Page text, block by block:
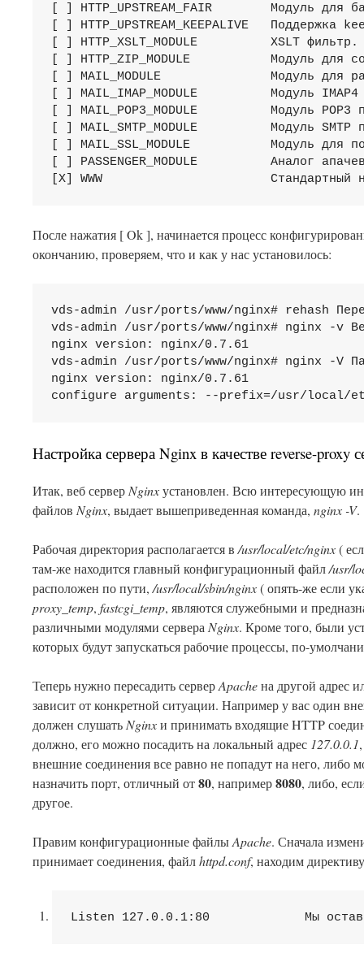
[ ] HTTP_UPSTREAM_FAIR        Модуль для
[ ] HTTP_UPSTREAM_KEEPALIVE
[ ] HTTP_XSLT_MODULE          XSLT фильтр.
[ ] HTTP_ZIP_MODULE           Модуль для
[ ] MAIL_MODULE               Модуль для
[ ] MAIL_IMAP_MODULE          Модуль IMAP4
[ ] MAIL_POP3_MODULE          Модуль POP3
[ ] MAIL_SMTP_MODULE          Модуль SMTP
[ ] MAIL_SSL_MODULE           Модуль для
[ ] PASSENGER_MODULE          Аналог
После нажатия [ Ok ], начинается процесс
окончанию, проверяем, что и как у нас установилось:
vds-admin /usr/ports/www/nginx# rehash
vds-admin /usr/ports/www/nginx# nginx -v
nginx version: nginx/0.7.61
vds-admin /usr/ports/www/nginx# nginx -V
nginx version: nginx/0.7.61
Настройка сервера Nginx в качестве reverse-proxy
Итак, веб сервер Nginxустановлен. Всю интересующую
файлов Nginx, выдает вышеприведенная команда, nginx -V.
Рабочая директория располагается в/usr/local/etc/nginx(
там-же находится главный конфигурационный файл/usr/
расположен по пути,/usr/local/sbin/nginx( опять-же если
proxy_temp, fastcgi_temp, являются служебными и
различными модулями сервера Nginx. Кроме того, были
которых будут запускаться рабочие процессы, по-
Теперь нужно пересадить серверApacheна другой адрес
зависит от конкретной ситуации. Например у вас один
должен слушать Nginxи принимать входящие HTTP
должно, его можно посадить на локальный адрес 127.0.0.1
внешние соединения все равно не попадут на него, либо
назначить порт, отличный от80, например8080, либо,
другое.
Правим конфигурационные файлыApache. Сначала
принимает соединения, файлhttpd.conf, находим
Listen 127.0.0.1: 80
Мы